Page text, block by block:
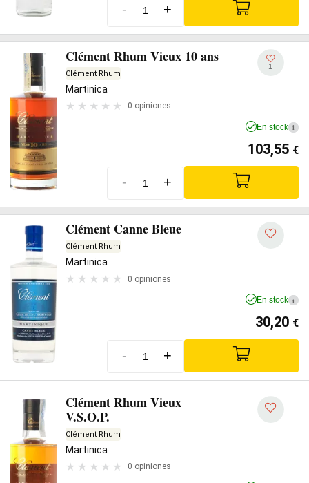
- +
Clément Rhum Vieux 10 ans
Clément Rhum
Martinica
0 opiniones
1
En stock i
103,55 €
- +
Clément Canne Bleue
Clément Rhum
Martinica
0 opiniones
En stock i
30,20 €
- +
Clément Rhum Vieux
V.S.O.P.
Clément Rhum
Martinica
0 opiniones